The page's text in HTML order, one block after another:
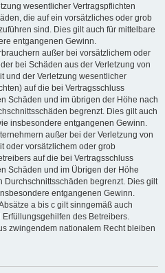
wesentlicher Vertragspflichten
die auf ein vorsätzliches oder grob
sind. Dies gilt auch für mittelbare
entgangenen Gewinn.
außer bei vorsätzlichem oder
bei Schäden aus der Verletzung von
und der Verletzung wesentlicher
auf die bei Vertragsschluss
Schäden und im übrigen der Höhe nach
begrenzt. Dies gilt auch
insbesondere entgangenen Gewinn.
außer bei der Verletzung von
oder vorsätzlichem oder grob
auf die bei Vertragsschluss
Schäden und im Übrigen der Höhe
Durchschnittsschäden begrenzt. Dies gilt
entgangenen Gewinn.
a bis c gilt sinngemäß auch
des Betreibers.
zwingendem nationalem Recht bleiben